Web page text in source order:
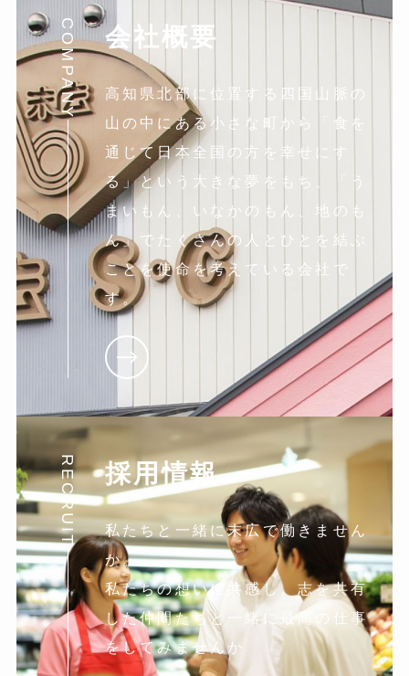
COMPANY 会社概要
高知県北部に位置する四国山脈の
山の中にある小さな町から「食を
通じて日本全国の方を幸せにす
る」という大きな夢をもち、「う
まいもん、いなかのもん、地のも
ん」でたくさんの人とひとを結ぶ
ことを使命を考えている会社で
す。
RECRUIT 採用情報
私たちと一緒に末広で働きません
か。
私たちの想いに共感し。志を共有
した仲間たちと一緒に最高の仕事
をしてみませんか